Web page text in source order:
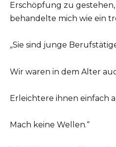
Erschöpfung zu
behandelte mich wie ein
„Sie sind junge
Wir waren in dem Alter
Erleichtere ihnen einfach
Mach keine Wellen.“